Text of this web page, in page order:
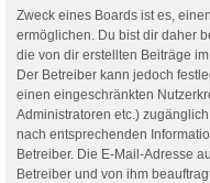
Zweck eines Boards ist es,
ermöglichen. Du bist dir daher
die von dir erstellten Beiträge
Der Betreiber kann jedoch
einen eingeschränkten
Administratoren etc.)
nach entsprechenden
Betreiber. Die E-Mail-Adresse
Betreiber und von ihm